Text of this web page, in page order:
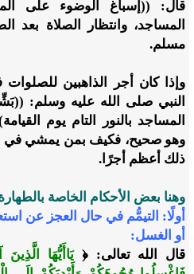
قال: ((إسباغ الوضوء على
المساجد، وانتظار الصلاة بعد
مسلم.
وإذا كان أجر الذاهبين
النبي صلى الله عليه وسلم:
المساجد بالنور التام يوم
وهو صحيح، فكيف بمن يمشي في
ذلك أعظم أجرًا.
وهنا بعض الأحكام الخاصة
أولًا: التيمُّم في حال العجز عن
أو الغسل:
قال الله تعالى: ﴿يَاأَيُّهَا